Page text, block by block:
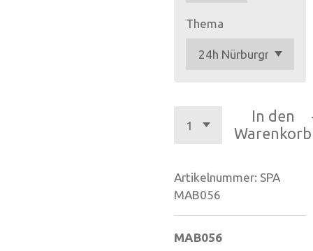
Thema
In den
Warenkorb
Artikelnummer: SPA
MAB056
MAB056